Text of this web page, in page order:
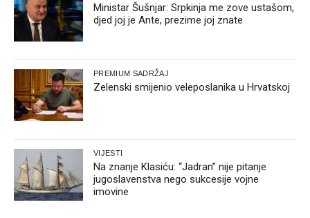
Ministar Šušnjar: Srpkinja me zove ustašom,
djed joj je Ante, prezime joj znate
PREMIUM SADRŽAJ
Zelenski smijenio veleposlanika u Hrvatskoj
VIJESTI
Na znanje Klasiću: “Jadran” nije pitanje
jugoslavenstva nego sukcesije vojne
imovine